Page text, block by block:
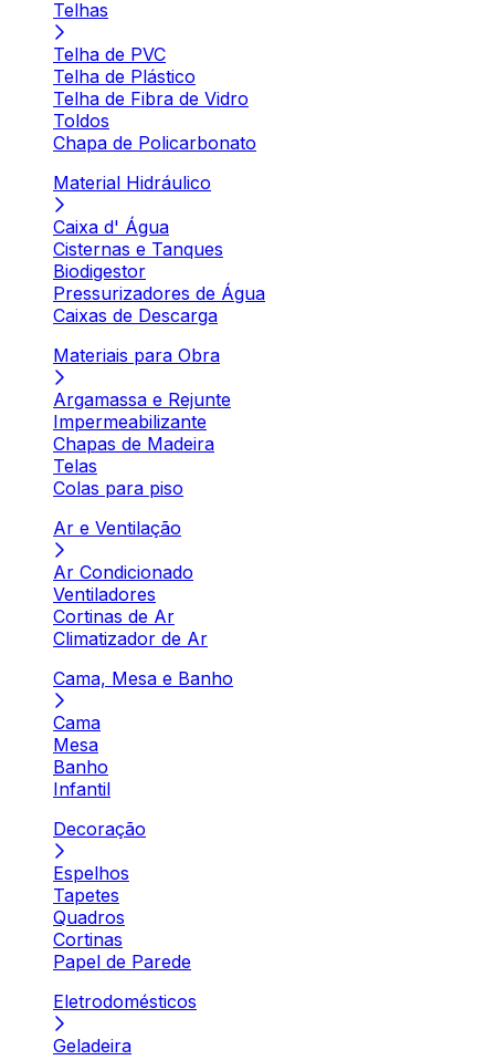
Telhas
Telha de PVC
Telha de Plástico
Telha de Fibra de Vidro
Toldos
Chapa de Policarbonato
Material Hidráulico
Caixa d' Água
Cisternas e Tanques
Biodigestor
Pressurizadores de Água
Caixas de Descarga
Materiais para Obra
Argamassa e Rejunte
Impermeabilizante
Chapas de Madeira
Telas
Colas para piso
Ar e Ventilação
Ar Condicionado
Ventiladores
Cortinas de Ar
Climatizador de Ar
Cama, Mesa e Banho
Cama
Mesa
Banho
Infantil
Decoração
Espelhos
Tapetes
Quadros
Cortinas
Papel de Parede
Eletrodomésticos
Geladeira